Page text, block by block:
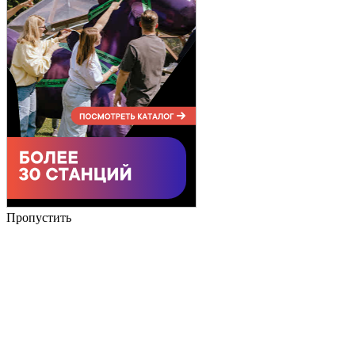
Пропустить